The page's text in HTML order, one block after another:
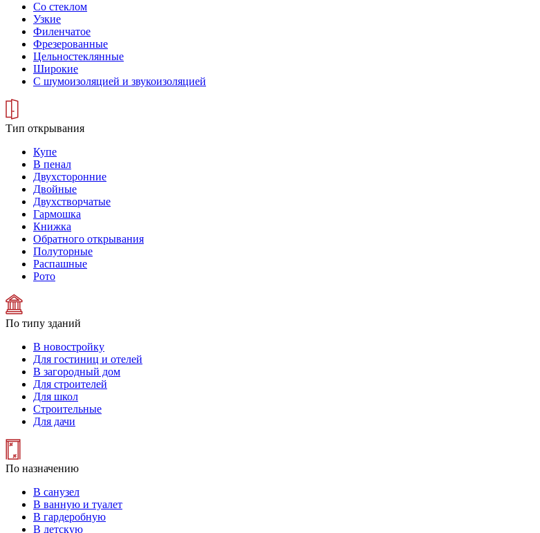
Со стеклом
Узкие
Филенчатое
Фрезерованные
Цельностеклянные
Широкие
С шумоизоляцией и звукоизоляцией
Тип открывания
Купе
В пенал
Двухсторонние
Двойные
Двухстворчатые
Гармошка
Книжка
Обратного открывания
Полуторные
Распашные
Рото
По типу зданий
В новостройку
Для гостиниц и отелей
В загородный дом
Для строителей
Для школ
Строительные
Для дачи
По назначению
В санузел
В ванную и туалет
В гардеробную
В детскую